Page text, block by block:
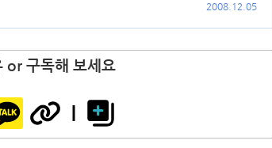
2008.12.05
or 구독해 보세요